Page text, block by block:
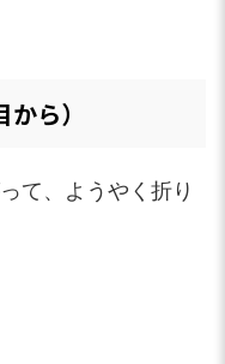
ら）
て、ようやく折り